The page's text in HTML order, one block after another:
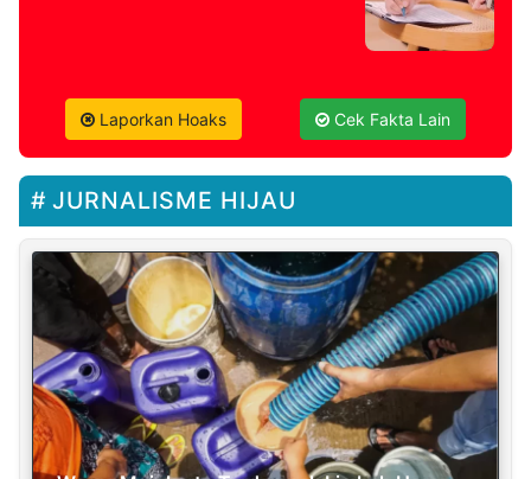
Laporkan Hoaks Cek Fakta Lain
JURNALISME HIJAU